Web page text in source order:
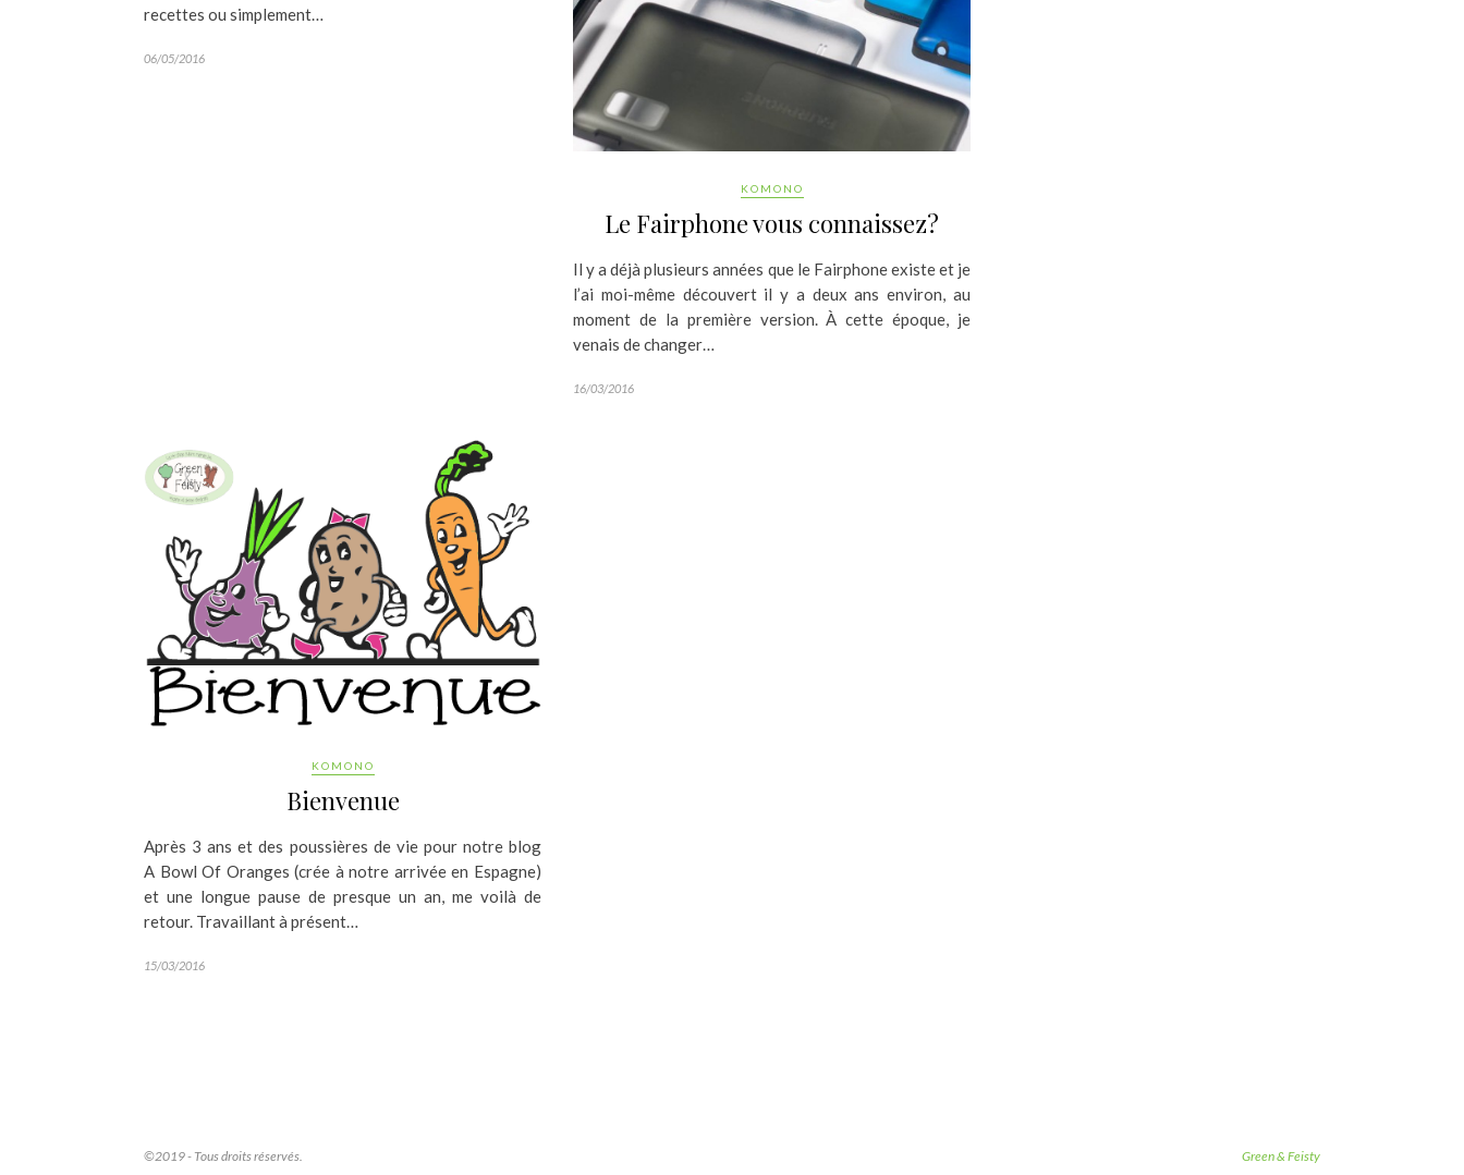
recettes ou simplement…
06/05/2016
KOMONO
Le Fairphone vous connaissez?
Il y a déjà plusieurs années que le Fairphone existe et je
l’ai moi-même découvert il y a deux ans environ, au
moment de la première version. À cette époque, je
venais de changer…
16/03/2016
KOMONO
Bienvenue
Après 3 ans et des poussières de vie pour notre blog
A Bowl Of Oranges (crée à notre arrivée en Espagne)
et une longue pause de presque un an, me voilà de
retour. Travaillant à présent…
15/03/2016
©2019 - Tous droits réservés. Green & Feisty